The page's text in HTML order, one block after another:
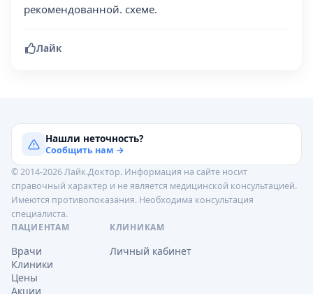
рекомендованной. схеме.
Лайк
Нашли неточность?
Сообщить нам →
© 2014-2026 Лайк.Доктор. Информация на сайте носит
справочный характер и не является медицинской консультацией.
Имеются противопоказания. Необходима консультация
специалиста.
ПАЦИЕНТАМ
Врачи
Клиники
Цены
Акции
КЛИНИКАМ
Личный кабинет